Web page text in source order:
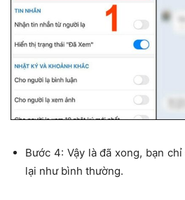
Bước 4: Vậy là đã xong, bạn
lại như bình thường.